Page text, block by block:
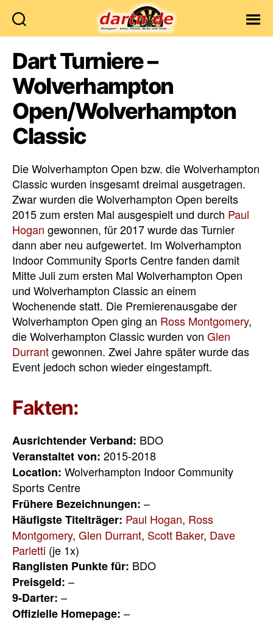
Dart Turniere –
Wolverhampton
Open/Wolverhampton
Classic
Die Wolverhampton Open bzw. die Wolverhampton
Classic wurden insgesamt dreimal ausgetragen.
Zwar wurden die Wolverhampton Open bereits
2015 zum ersten Mal ausgespielt und durch Paul
Hogan gewonnen, für 2017 wurde das Turnier
dann aber neu aufgewertet. Im Wolverhampton
Indoor Community Sports Centre fanden damit
Mitte Juli zum ersten Mal Wolverhampton Open
und Wolverhampton Classic an einem
Wochenende statt. Die Premierenausgabe der
Wolverhampton Open ging an Ross Montgomery,
die Wolverhampton Classic wurden von Glen
Durrantgewonnen. Zwei Jahre später wurde das
Event jedoch schon wieder eingestampft.
Fakten:
Ausrichtender Verband: BDO
Veranstaltet von: 2015-2018
Location: Wolverhampton Indoor Community
Sports Centre
Frühere Bezeichnungen: –
Häufigste Titelträger: Paul Hogan, Ross
Montgomery, Glen Durrant, Scott Baker, Dave
Parletti (je 1x)
Ranglisten Punkte für: BDO
Preisgeld: –
9-Darter: –
Offizielle Homepage: –